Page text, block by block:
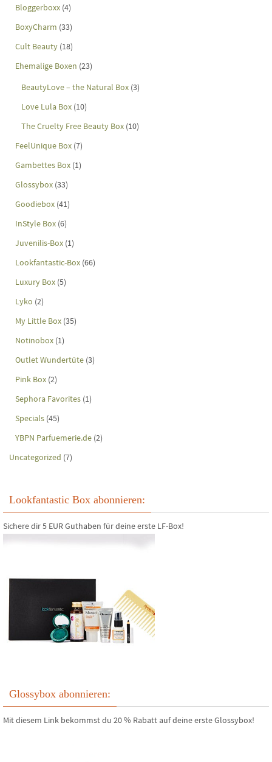
Bloggerboxx (4)
BoxyCharm (33)
Cult Beauty (18)
Ehemalige Boxen (23)
BeautyLove – the Natural Box (3)
Love Lula Box (10)
The Cruelty Free Beauty Box (10)
FeelUnique Box (7)
Gambettes Box (1)
Glossybox (33)
Goodiebox (41)
InStyle Box (6)
Juvenilis-Box (1)
Lookfantastic-Box (66)
Luxury Box (5)
Lyko (2)
My Little Box (35)
Notinobox (1)
Outlet Wundertüte (3)
Pink Box (2)
Sephora Favorites (1)
Specials (45)
YBPN Parfuemerie.de (2)
Uncategorized (7)
Lookfantastic Box abonnieren:
Sichere dir 5 EUR Guthaben für deine erste LF-Box!
Glossybox abonnieren:
Mit diesem Link bekommst du 20 % Rabatt auf deine erste Glossybox!